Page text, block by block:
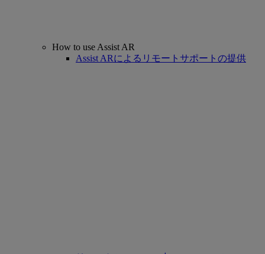
How to use Assist AR
Assist ARによるリモートサポートの提供